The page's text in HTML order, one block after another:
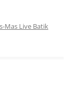
Mas Live Batik